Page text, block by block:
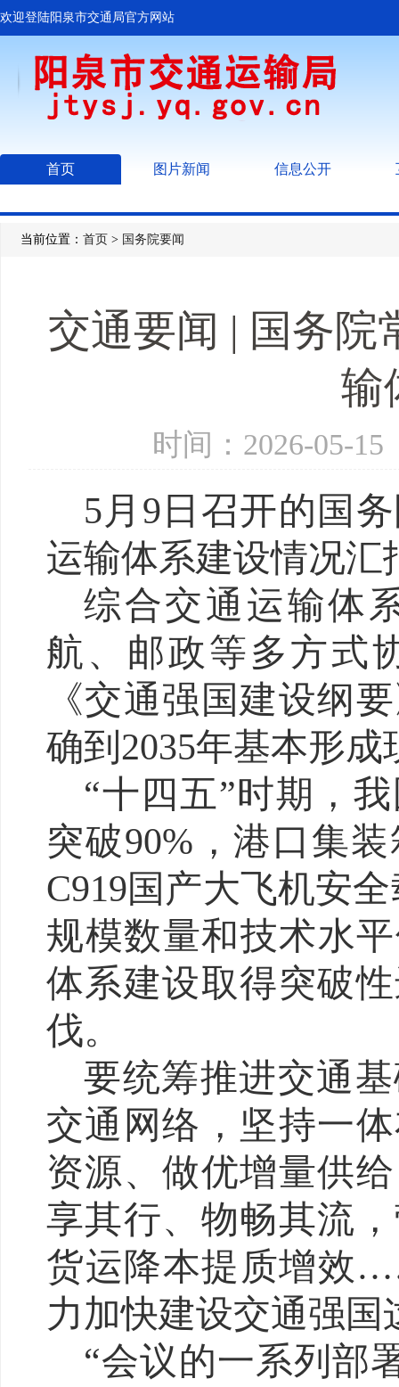
欢迎登陆阳泉市交通局官方网站
首页 图片新闻 信息公开
当前位置： 首页 > 国务院要闻
交通要闻 | 国务院
输
时间：2026-
5月9日召开的国
运输体系建设情况
综合交通运输体
航、邮政等多方式
《交通强国建设纲
确到2035年基本形
“十四五”时期，
突破90%，港口集
C919国产大飞机安
规模数量和技术水
体系建设取得突破
伐。
要统筹推进交通
交通网络，坚持一
资源、做优增量供
享其行、物畅其流
货运降本提质增效
力加快建设交通强国
“会议的一系列部